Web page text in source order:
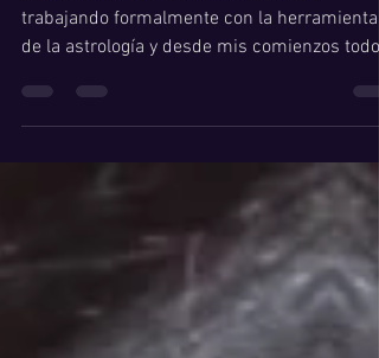
Llevo aproximadamente unos 8 años
trabajando formalmente con la herramienta
de la astrología y desde mis comienzos todo